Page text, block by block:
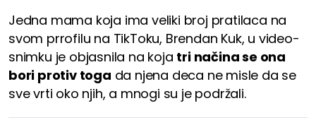
Jedna mama koja ima veliki broj pratilaca na
svom prrofilu na TikToku, Brendan Kuk, u video-
snimku je objasnila na koja tri načina se ona
bori protiv toga da njena deca ne misle da se
sve vrti oko njih, a mnogi su je podržali.